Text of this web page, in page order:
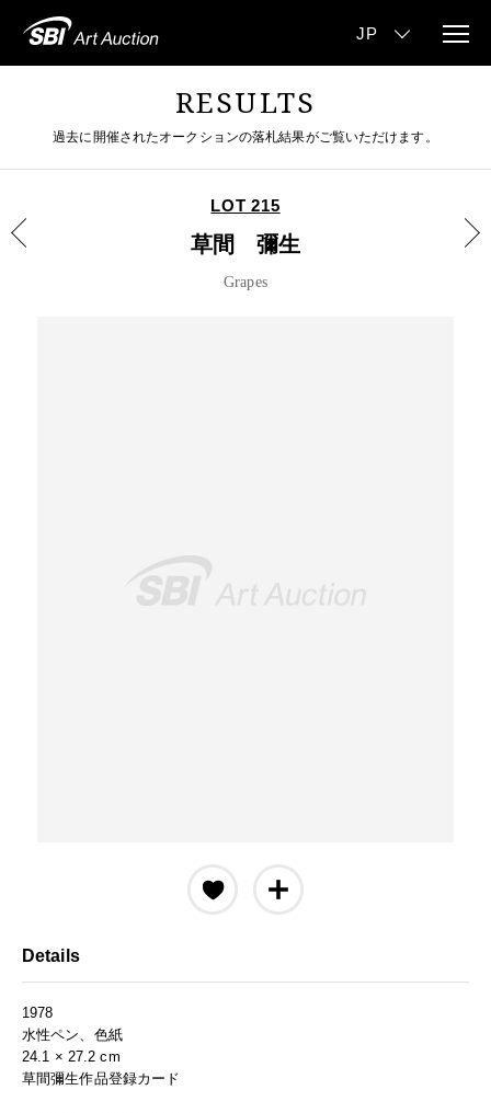
RESULTS
過去に開催されたオークションの落札結果がご覧いただけます。
LOT 215
草間 彌生
Grapes
Details
1978
水性ペン、色紙
24.1 × 27.2 cm
草間彌生作品登録カード